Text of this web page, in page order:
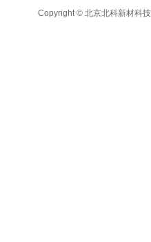
Copyright © 北京北科新材科技